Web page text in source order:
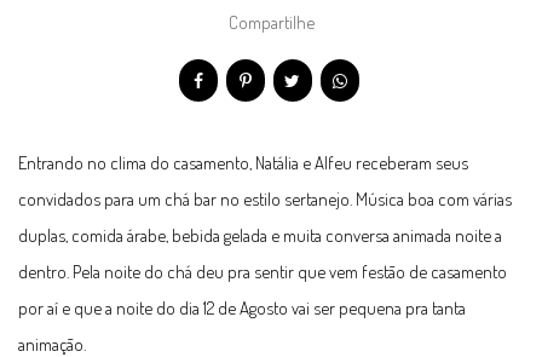
Compartilhe
Entrando no clima do casamento, Natália e Alfeu receberam seus
convidados para um chá bar no estilo sertanejo. Música boa com várias
duplas, comida árabe, bebida gelada e muita conversa animada noite a
dentro. Pela noite do chá deu pra sentir que vem festão de casamento
por aí e que a noite do dia 12 de Agosto vai ser pequena pra tanta
animação.